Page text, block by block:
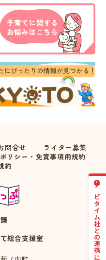
問合せ
ライター募集
リシー・免責事項用規約
約
総合支援室
ナビタイム社との連携について